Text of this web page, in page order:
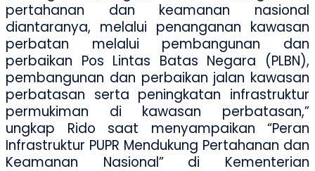
pertahanan dan keamanan nasional
diantaranya, melalui penanganan kawasan
perbatan melalui pembangunan dan
perbaikan Pos Lintas Batas Negara (PLBN),
pembangunan dan perbaikan jalan kawasan
perbatasan serta peningkatan infrastruktur
permukiman di kawasan perbatasan,”
ungkap Rido saat menyampaikan “Peran
Infrastruktur PUPR Mendukung Pertahanan dan
Keamanan Nasional”
di Kementerian